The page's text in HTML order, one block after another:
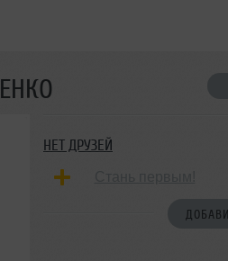
НЕТ ДРУЗЕЙ